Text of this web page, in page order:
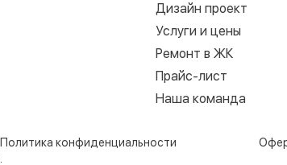
Дизайн проект
Услуги и цены
Ремонт в ЖК
Прайс-лист
Наша команда
Политика конфиденциальности